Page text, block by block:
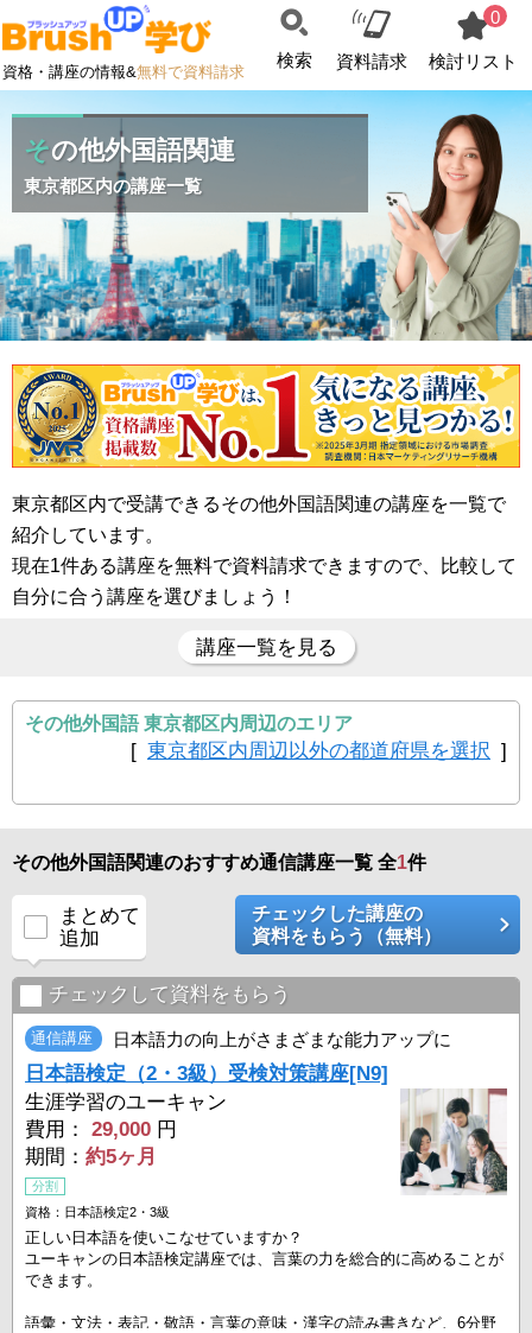
資格・講座の情報&無料で資料請求
検索 資料請求
0
検討リスト
その他外国語関連
東京都区内の講座一覧
東京都区内で受講できるその他外国語関連の講座を一覧で
紹介しています。
現在1件ある講座を無料で資料請求できますので、比較して
自分に合う講座を選びましょう！
講座一覧を見る
その他外国語 東京都区内周辺のエリア
[ 東京都区内周辺以外の都道府県を選択 ]
その他外国語関連のおすすめ通信講座一覧 全1件
まとめて
追加
チェックした講座の
資料をもらう（無料）
チェックして資料をもらう
通信講座 日本語力の向上がさまざまな能力アップに
日本語検定（2・3級）受検対策講座[N9]
生涯学習のユーキャン
費用：
29,000 円
期間： 約5ヶ月
分割
資格：日本語検定2・3級
正しい日本語を使いこなせていますか？
ユーキャンの日本語検定講座では、言葉の力を総合的に高めることが
できます。
語彙・文法・表記・敬語・言葉の意味・漢字の読み書きなど、6分野